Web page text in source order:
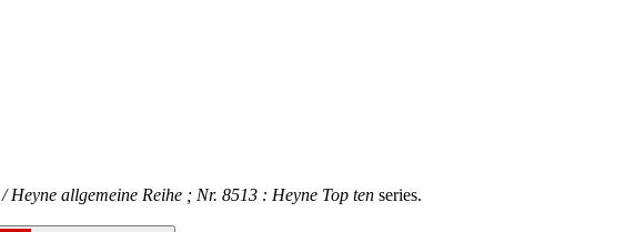
Heyne allgemeine Reihe ; Nr. 8513 : Heyne Top ten series.